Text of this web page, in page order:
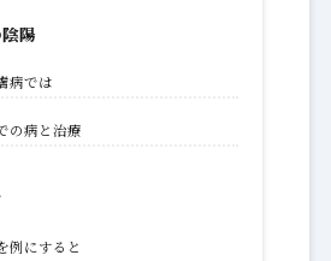
陽
病では
の病と治療
例にすると